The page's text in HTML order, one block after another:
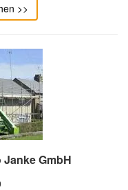
>>
GmbH